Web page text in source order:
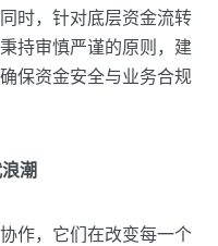
时，针对底层资金流转
持审慎严谨的原则，建
保资金安全与业务合规
潮
作，它们在改变每一个